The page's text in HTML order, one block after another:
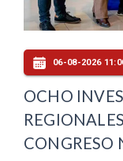
06-08-2026
OCHO
CONGRESO